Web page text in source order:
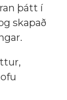
þátt í
skapað